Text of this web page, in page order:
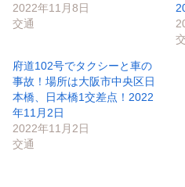
2022年11月8日
交通
府道102号でタクシーと車の
事故！場所は大阪市中央区日
本橋、日本橋1交差点！2022
年11月2日
2022年11月2日
交通